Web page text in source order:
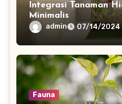
Integrasi Tanaman
Minimalis
admin 07/14/2024
Fauna